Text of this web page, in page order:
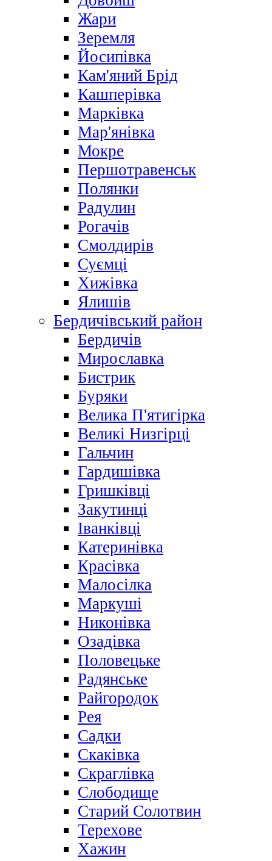
Жари
Зеремля
Йосипівка
Кам'яний Брід
Кашперівка
Марківка
Мар'янівка
Мокре
Першотравенськ
Полянки
Радулин
Рогачів
Смолдирів
Суємці
Хижівка
Ялишів
Бердичівський район
Бердичів
Мирославка
Бистрик
Буряки
Велика П'ятигірка
Великі Низгірці
Гальчин
Гардишівка
Гришківці
Закутинці
Іванківці
Катеринівка
Красівка
Малосілка
Маркуші
Никонівка
Озадівка
Половецьке
Радянське
Райгородок
Рея
Садки
Скаківка
Скраглівка
Слободище
Старий Солотвин
Терехове
Хажин